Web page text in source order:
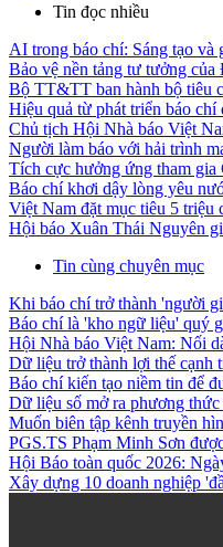
Tin đọc nhiều
AI trong báo chí: Sáng tạo và
Bảo vệ nền tảng tư tưởng
Bộ TT&TT ban hành bộ tiêu
Hiệu quả từ phát triển báo
Chủ tịch Hội Nhà báo Việt
Người làm báo với hải trình
Tích cực hưởng ứng tham
Báo chí khơi dậy lòng yêu
Việt Nam đặt mục tiêu 5 triệu
Hội báo Xuân Thái Nguyên
Tin cùng chuyên mục
Khi báo chí trở thành 'người
Báo chí là 'kho ngữ liệu' quý
Hội Nhà báo Việt Nam: Nối
Dữ liệu trở thành lợi thế cạnh
Báo chí kiến tạo niềm tin để
Dữ liệu số mở ra phương
Muốn biên tập kênh truyền
PGS.TS Phạm Minh Sơn
Hội Báo toàn quốc 2026:
Xây dựng 10 doanh nghiệp